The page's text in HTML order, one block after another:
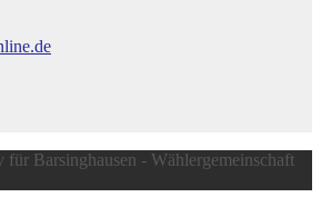
Barsinghausen - Wählergemeinschaft